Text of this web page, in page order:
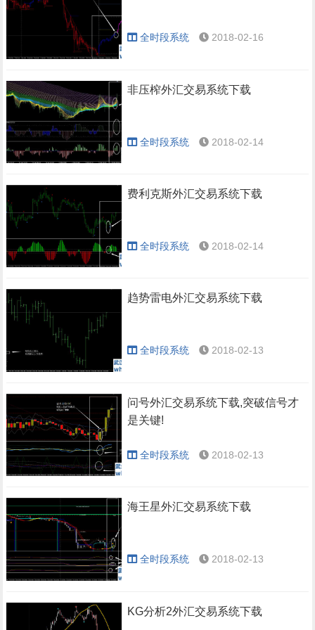
全时段系统 2018-02-16
非压榨外汇交易系统下载
全时段系统 2018-02-14
费利克斯外汇交易系统下载
全时段系统 2018-02-14
趋势雷电外汇交易系统下载
全时段系统 2018-02-13
问号外汇交易系统下载,突破信号才
是关键!
全时段系统 2018-02-13
海王星外汇交易系统下载
全时段系统 2018-02-13
KG分析2外汇交易系统下载